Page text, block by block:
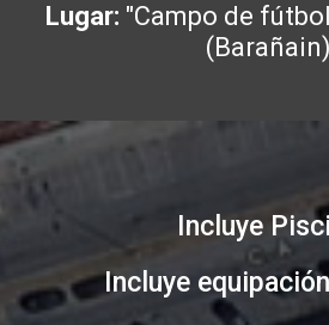
Lugar: "Campo de
(Barañain)
Incluye
Incluye